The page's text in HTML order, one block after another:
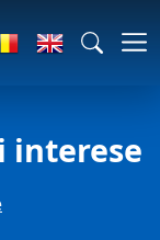
interese